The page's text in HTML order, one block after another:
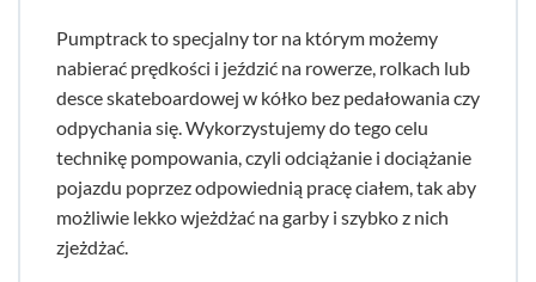
Pumptrack to specjalny tor na którym możemy
nabierać prędkości i jeździć na rowerze, rolkach lub
desce skateboardowej w kółko bez pedałowania czy
odpychania się. Wykorzystujemy do tego celu
technikę pompowania, czyli odciążanie i dociążanie
pojazdu poprzez odpowiednią pracę ciałem, tak aby
możliwie lekko wjeżdżać na garby i szybko z nich
zjeżdżać.